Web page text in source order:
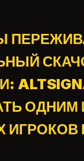
ОДНИМ